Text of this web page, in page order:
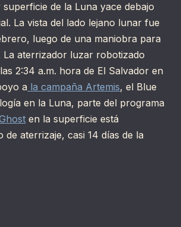
de la Luna yace debajo
La vista del lado lejano lunar fue
luego de una maniobra para
aterrizador luzar robotizado
2:34 a.m. hora de El Salvador en
a la campaña Artemis, el Blue
en la Luna, parte del programa
en la superficie está
aterrizaje, casi 14 días de la